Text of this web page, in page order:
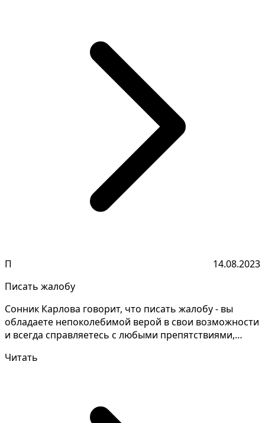
П
14.08.2023
Писать жалобу
Сонник Карлова говорит, что писать жалобу - вы
обладаете непоколебимой верой в свои возможности
и всегда справляетесь с любыми препятствиями,
Читать